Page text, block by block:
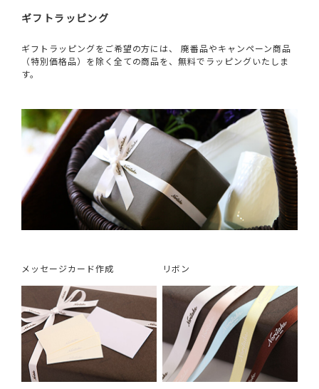
ギフトラッピング
ギフトラッピングをご希望の方には、 廃番品やキャンペーン商品
（特別価格品）を除く全ての商品を、無料でラッピングいたしま
す。
メッセージカード作成 リボン